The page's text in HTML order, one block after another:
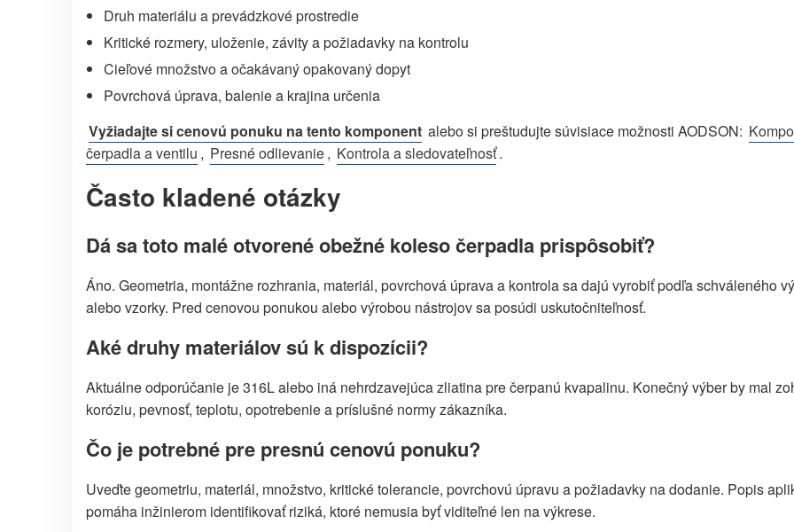
Druh materiálu a prevádzkové prostredie
Kritické rozmery, uloženie, závity a požiadavky na kontrolu
Cieľové množstvo a očakávaný opakovaný dopyt
Povrchová úprava, balenie a krajina určenia
Vyžiadajte si cenovú ponuku na tento komponent alebo si preštudujte súvisiace možnosti AODSON:
čerpadla a ventilu , Presné odlievanie, Kontrola a sledovateľnosť.
Často kladené otázky
Dá sa toto malé otvorené obežné koleso čerpadla prispôsobiť?
Áno. Geometria, montážne rozhrania, materiál, povrchová úprava a kontrola sa dajú vyrobiť podľa schváleného
alebo vzorky. Pred cenovou ponukou alebo výrobou nástrojov sa posúdi uskutočniteľnosť.
Aké druhy materiálov sú k dispozícii?
Aktuálne odporúčanie je 316L alebo iná nehrdzavejúca zliatina pre čerpanú kvapalinu. Konečný výber by mal
koróziu, pevnosť, teplotu, opotrebenie a príslušné normy zákazníka.
Čo je potrebné pre presnú cenovú ponuku?
Uveďte geometriu, materiál, množstvo, kritické tolerancie, povrchovú úpravu a požiadavky na dodanie. Popis
pomáha inžinierom identifikovať riziká, ktoré nemusia byť viditeľné len na výkrese.